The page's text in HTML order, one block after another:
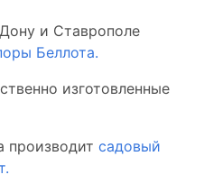
и Ставрополе
Беллота.
изготовленные
производит садовый